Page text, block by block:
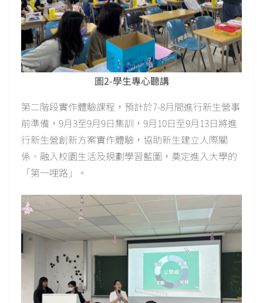
圖2-學生專心聽講
第二階段實作體驗課程，預計於7-8月間進行新生營事
前準備，9月3至9月9日集訓，9月10日至9月13日將進
行新生營創新方案實作體驗，協助新生建立人際關
係、融入校園生活及規劃學習藍圖，奠定進入大學的
「第一哩路」。